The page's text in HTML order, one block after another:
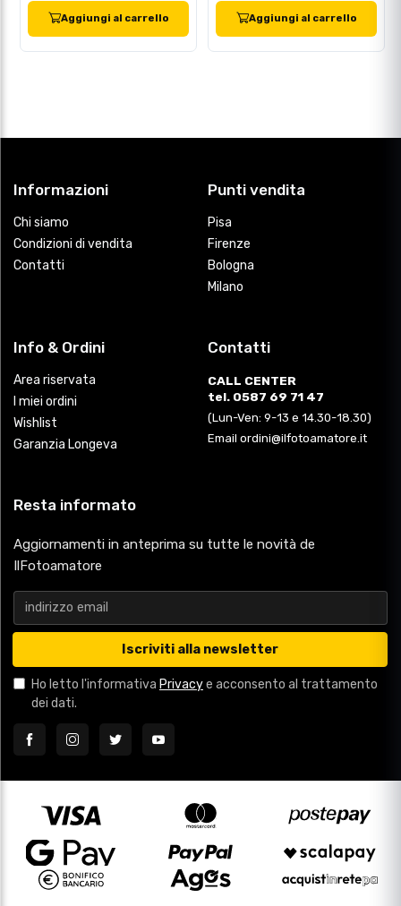
Aggiungi al carrello Aggiungi al carrello
Informazioni
Chi siamo
Condizioni di vendita
Contatti
Punti vendita
Pisa
Firenze
Bologna
Milano
Info & Ordini
Area riservata
I miei ordini
Wishlist
Garanzia Longeva
Contatti
CALL CENTER
tel. 0587 69 71 47
(Lun-Ven: 9-13 e 14.30-18.30)
Email ordini@ilfotoamatore.it
Resta informato
Aggiornamenti in anteprima su tutte le novità de
IlFotoamatore
Iscriviti alla newsletter
Ho letto l'informativa Privacye acconsento al trattamento
dei dati.